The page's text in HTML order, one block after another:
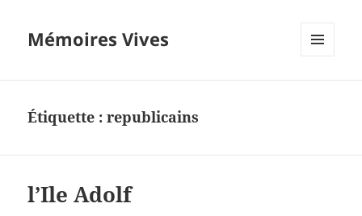
Mémoires Vives
Étiquette :republicains
l’Ile Adolf